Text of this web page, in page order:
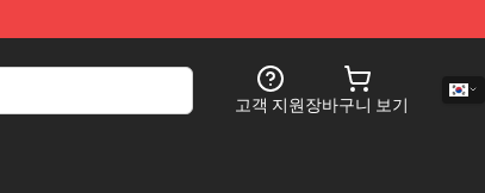
고객 지원장바구니 보기